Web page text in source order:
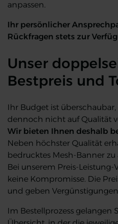
anpassen.
Ihr persönlicher
Rückfragen stets zur
Unser
Bestpreis und
Ihr Budget ist
dennoch nicht auf Qualität
Wir bieten Ihnen deshalb
Neben höchster Qualität
bedrucktes Mesh-Banner
Bei unserem Preis-
keine Kompromisse. Die
und geben
Im Bestellprozess gelangen